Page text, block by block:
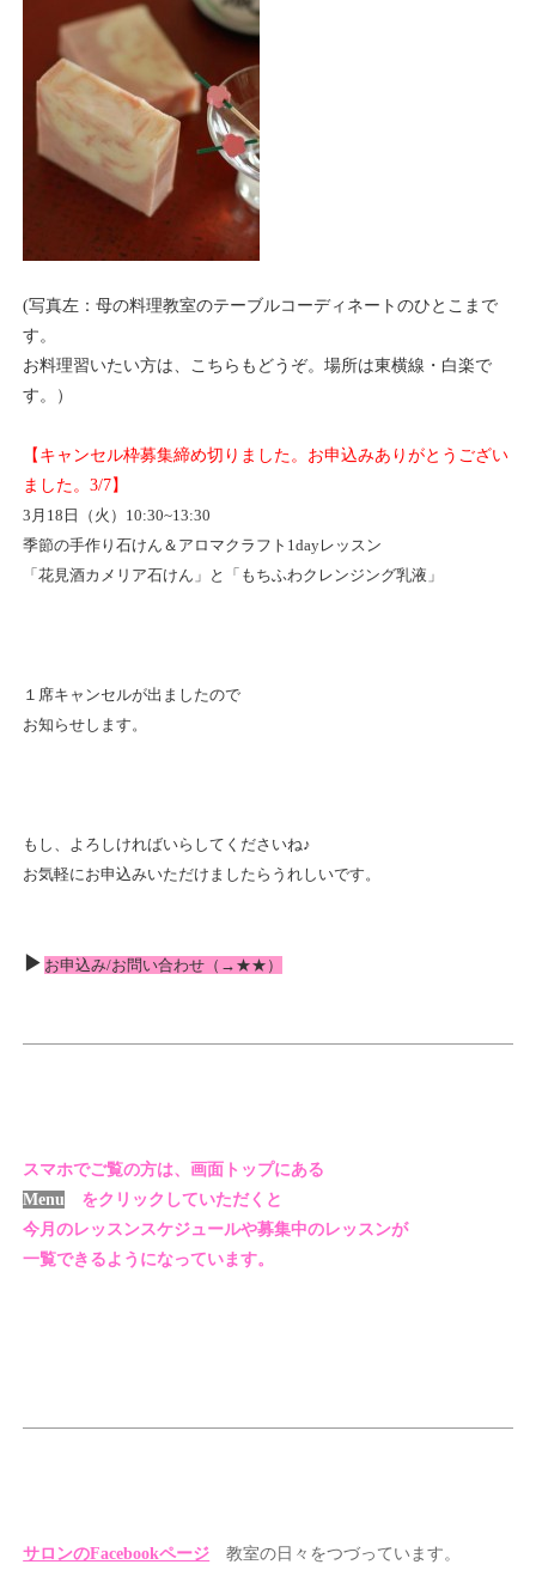
(写真左：母の料理教室のテーブルコーディネートのひとこまで
す。
お料理習いたい方は、こちらもどうぞ。場所は東横線・白楽で
す。）
【キャンセル枠募集締め切りました。お申込みありがとうござい
ました。3/7】
3月18日（火）10:30~13:30
季節の手作り石けん＆アロマクラフト1dayレッスン
「花見酒カメリア石けん」と「もちふわクレンジング乳液」
１席キャンセルが出ましたので
お知らせします。
もし、よろしければいらしてくださいね♪
お気軽にお申込みいただけましたらうれしいです。
▶お申込み/お問い合わせ（→ ★★ ）
スマホでご覧の方は、画面トップにある
Menu をクリックしていただくと
今月のレッスンスケジュールや募集中のレッスンが
一覧できるようになっています。
サロンのFacebookページ 教室の日々をつづっています。